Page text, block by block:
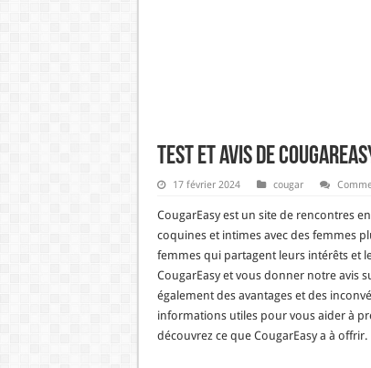
Test et Avis de
17 février 2024 cougar
CougarEasy est un site de rencontres
coquines et intimes avec des femmes
femmes qui partagent leurs intérêts et
CougarEasy et vous donner notre avis
également des avantages et des
informations utiles pour vous aider à
découvrez ce que CougarEasy a à offrir.